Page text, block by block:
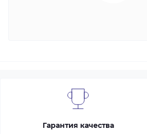
Гарантия качества